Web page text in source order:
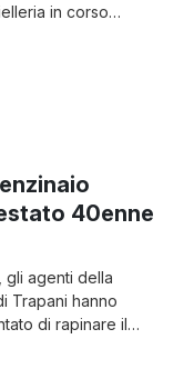
in corso
la notte fra
40enne
gli agenti della
Trapani hanno
di rapinare il
centro di Trapani.